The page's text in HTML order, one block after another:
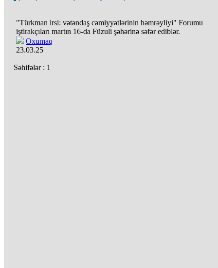
"Türkman irsi: vətəndaş cəmiyyətlərinin həmrəyliyi" Forumu
iştirakçıları martın 16-da Füzuli şəhərinə səfər ediblər.
Oxumaq
23.03.25
Səhifələr : 1